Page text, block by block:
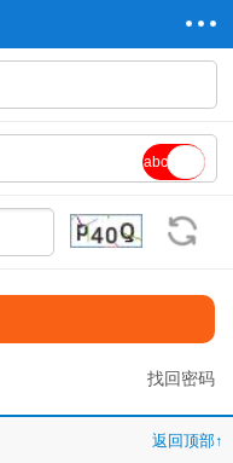
abc
找回密码
返回顶部↑